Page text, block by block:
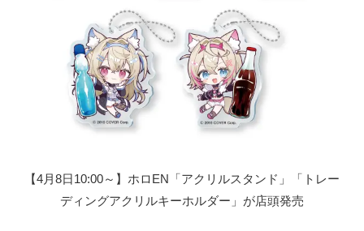
【4月8日10:00～】ホロEN「アクリルスタンド」「トレー
ディングアクリルキーホルダー」が店頭発売